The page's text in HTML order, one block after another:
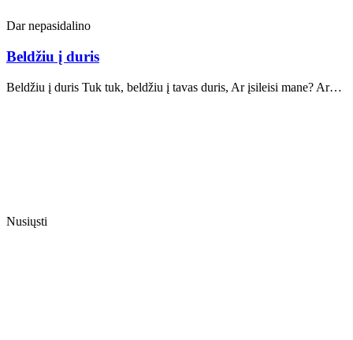
Dar nepasidalino
Beldžiu į duris
Beldžiu į duris Tuk tuk, beldžiu į tavas duris, Ar įsileisi mane? Ar…
Nusiųsti